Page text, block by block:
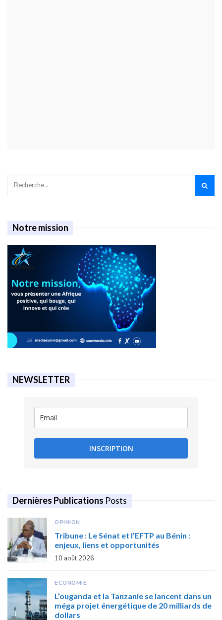
Notre mission
NEWSLETTER
INSCRIPTION
Dernières Publications Posts
OPINION
Tribune : Le Sénat et l’EFTP au Bénin :
enjeux, liens et opportunités
10 août 2026
ECONOMIE
L’ouganda et la Tanzanie se lancent dans un
méga projet énergétique de 20 milliards de
dollars